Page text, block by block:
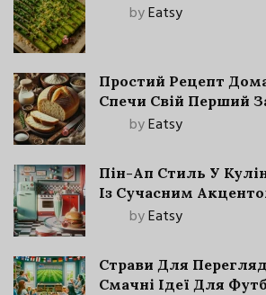
byEatsy
Простий Рецепт
Спечи Свій Перший
byEatsy
Пін-Ап Стиль У
Із Сучасним
byEatsy
Страви Для
Смачні Ідеї Для